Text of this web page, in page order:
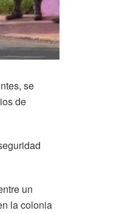
se
de
un
la colonia